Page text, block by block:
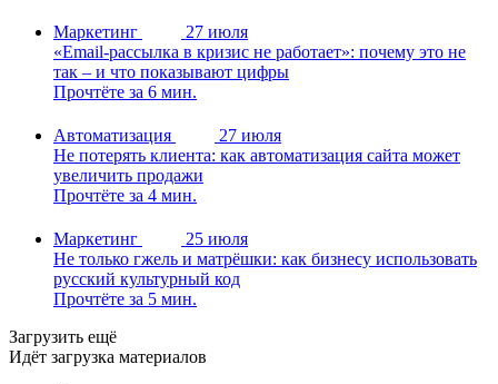
Маркетинг
27 июля
«Email-рассылка в кризис не работает»: почему это не
так – и что показывают цифры
Прочтёте за 6 мин.
Автоматизация
27 июля
Не потерять клиента: как автоматизация сайта может
увеличить продажи
Прочтёте за 4 мин.
Маркетинг
25 июля
Не только гжель и матрёшки: как бизнесу использовать
русский культурный код
Прочтёте за 5 мин.
Загрузить ещё
Идёт загрузка материалов